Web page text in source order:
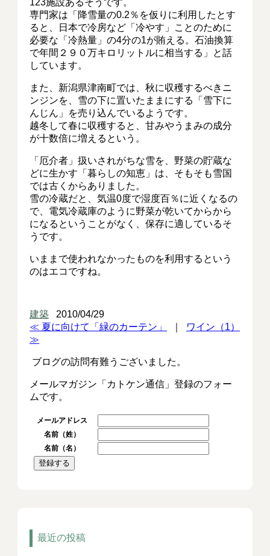
123施設あるそうです。
専門家は「降雪量の0.2％を仮りに利用したとす
ると、日本で冷房など「冷やす」ことのために
必要な「冷熱量」の4分の1が賄える。石油換算
で年間２９０万キロリットルに相当する」と話
しています。
また、新潟県津南町では、秋に収穫するべきニ
ンジンを、雪の下に置いたままにする「雪下に
んじん」を売り込んでいるようです。
越冬して春に収穫すると、甘みやうまみの成分
が十数倍に増えるという。
「厄介者」扱いされがちな雪を、野菜の貯蔵な
どに生かす「暮らしの知恵」は、そもそも雪国
では古くからありました。
雪の冷蔵だと、気温0度で湿度百％に近くなるの
で、電気冷蔵庫のように野菜が乾いてからから
になるということがなく、保存に適しているそ
うです。
いままで使われなかったものを利用するという
のはエコですね。
建築 2010/04/29
≪ 夏に向けて「緑のカーテン」
ワイン（1）
≫
ブログの訪問有難うございました。
メールマガジン「カトケン通信」登録のフォー
ムです。
メールアドレス
名前（姓）
名前（名）
最近の投稿